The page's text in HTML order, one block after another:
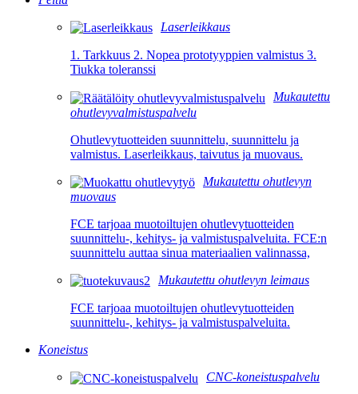
Laserleikkaus
1. Tarkkuus 2. Nopea prototyyppien valmistus 3.
Tiukka toleranssi
Mukautettu
ohutlevyvalmistuspalvelu
Ohutlevytuotteiden suunnittelu, suunnittelu ja
valmistus. Laserleikkaus, taivutus ja muovaus.
Mukautettu ohutlevyn
muovaus
FCE tarjoaa muotoiltujen ohutlevytuotteiden
suunnittelu-, kehitys- ja valmistuspalveluita. FCE:n
suunnittelu auttaa sinua materiaalien valinnassa,
Mukautettu ohutlevyn leimaus
FCE tarjoaa muotoiltujen ohutlevytuotteiden
suunnittelu-, kehitys- ja valmistuspalveluita.
Koneistus
CNC-koneistuspalvelu